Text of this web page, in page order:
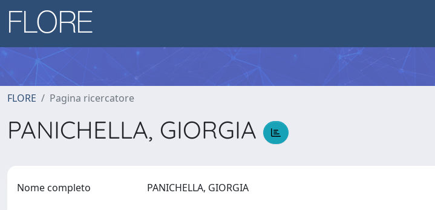
FLORE Pagina ricercatore
PANICHELLA, GIORGIA
Nome completo PANICHELLA, GIORGIA